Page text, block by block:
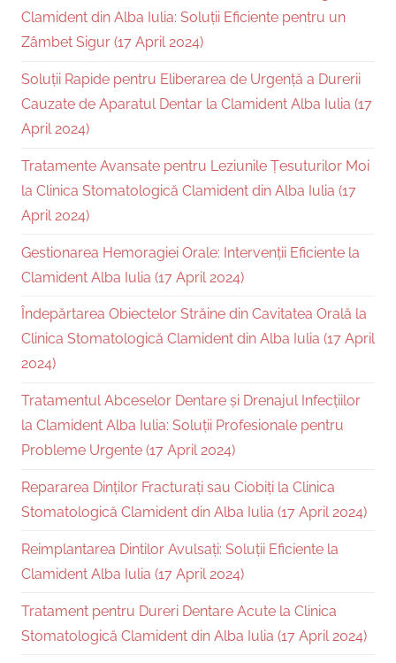
Clamident din Alba Iulia: Soluții Eficiente pentru un
Zâmbet Sigur (17 April 2024)
Soluții Rapide pentru Eliberarea de Urgență a Durerii
Cauzate de Aparatul Dentar la Clamident Alba Iulia (17
April 2024)
Tratamente Avansate pentru Leziunile Țesuturilor Moi
la Clinica Stomatologică Clamident din Alba Iulia (17
April 2024)
Gestionarea Hemoragiei Orale: Intervenții Eficiente la
Clamident Alba Iulia (17 April 2024)
Îndepărtarea Obiectelor Străine din Cavitatea Orală la
Clinica Stomatologică Clamident din Alba Iulia (17 April
2024)
Tratamentul Abceselor Dentare și Drenajul Infecțiilor
la Clamident Alba Iulia: Soluții Profesionale pentru
Probleme Urgente (17 April 2024)
Repararea Dinților Fracturați sau Ciobiți la Clinica
Stomatologică Clamident din Alba Iulia (17 April 2024)
Reimplantarea Dintilor Avulsați: Soluții Eficiente la
Clamident Alba Iulia (17 April 2024)
Tratament pentru Dureri Dentare Acute la Clinica
Stomatologică Clamident din Alba Iulia (17 April 2024)